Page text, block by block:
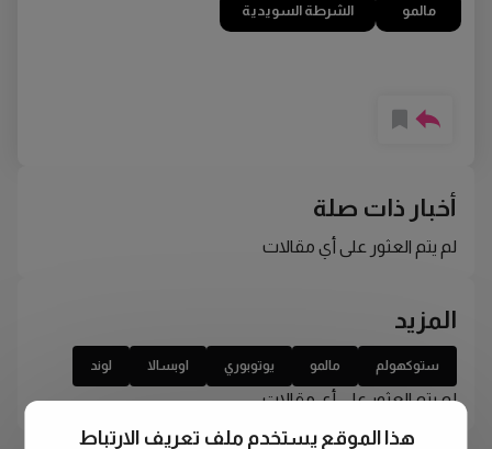
مالمو الشرطة السويدية
أخبار ذات صلة
لم يتم العثور على أي مقالات
المزيد
ستوكهولم مالمو يوتوبوري اوبسالا لوند
لم يتم العثور على أي مقالات
هذا الموقع يستخدم ملف تعريف الارتباط